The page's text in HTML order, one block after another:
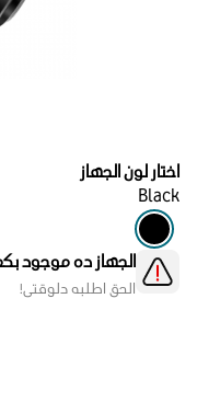
اختار لون الجهاز
Black
الجهاز ده موجود
الحق اطلبه دلوقتي!